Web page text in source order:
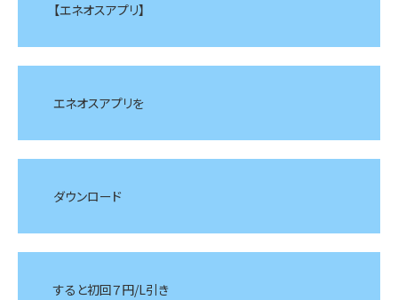
【エネオスアプリ】
エネオスアプリを
ダウンロード
すると初回７円/L引き